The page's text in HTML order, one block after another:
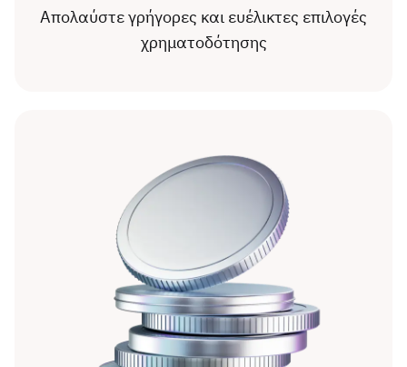
Απολαύστε γρήγορες και ευέλικτες επιλογές
χρηματοδότησης